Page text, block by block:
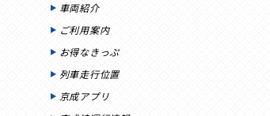
車両紹介
ご利用案内
お得なきっぷ
列車走行位置
京成アプリ